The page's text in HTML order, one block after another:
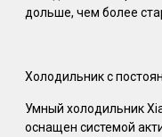
дольше, чем более
Холодильник с
Умный холодильник
оснащен системой